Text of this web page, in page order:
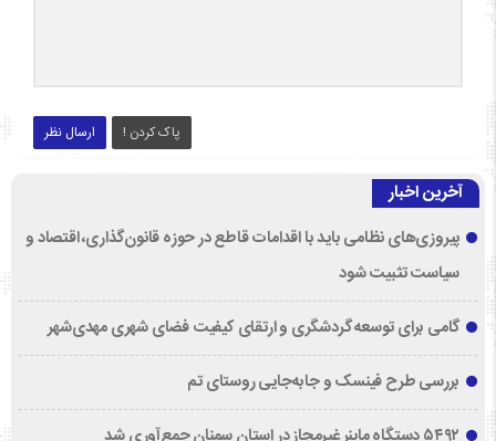
ارسال نظر پاک کردن !
آخرین اخبار
پیروزی‌های نظامی باید با اقدامات قاطع در حوزه قانون‌گذاری، اقتصاد و
سیاست تثبیت شود
گامی برای توسعه گردشگری و ارتقای کیفیت فضای شهری مهدی‌شهر
بررسی طرح فینسک و جابه‌جایی روستای تم